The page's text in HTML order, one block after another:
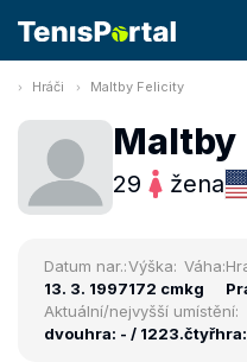
Hráči Maltby Felicity
29 žena
Datum nar.:
13. 3. 1997
Výška:
172 cm
Váha:
kg
Aktuální/nejvyšší umístění:
dvouhra: - / 1223.